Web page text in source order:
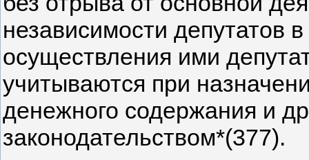
независимости депутатов
осуществления ими
учитываются при
денежного содержания и
законодательством*(377).